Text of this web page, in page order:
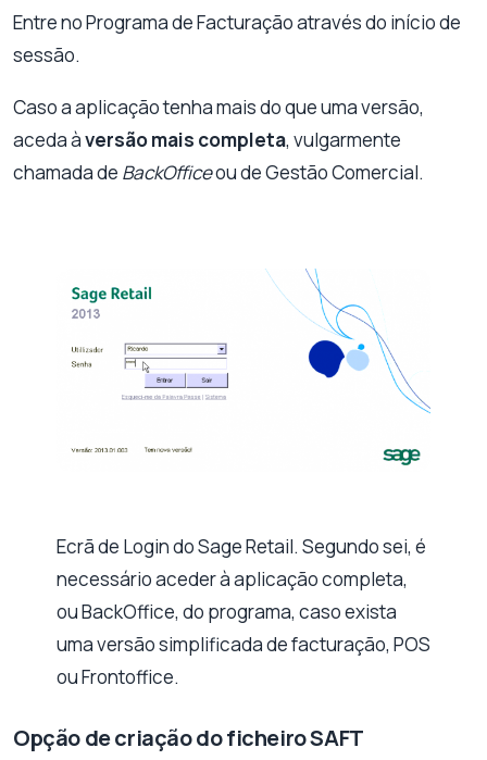
Entre no Programa de Facturação através do início de
sessão.
Caso a aplicação tenha mais do que uma versão,
aceda àversão mais completa, vulgarmente
chamada de BackOfficeou de Gestão Comercial.
Ecrã de Login do Sage Retail. Segundo sei, é
necessário aceder à aplicação completa,
ou BackOffice, do programa, caso exista
uma versão simplificada de facturação, POS
ou Frontoffice.
Opção de criação do ficheiro SAFT